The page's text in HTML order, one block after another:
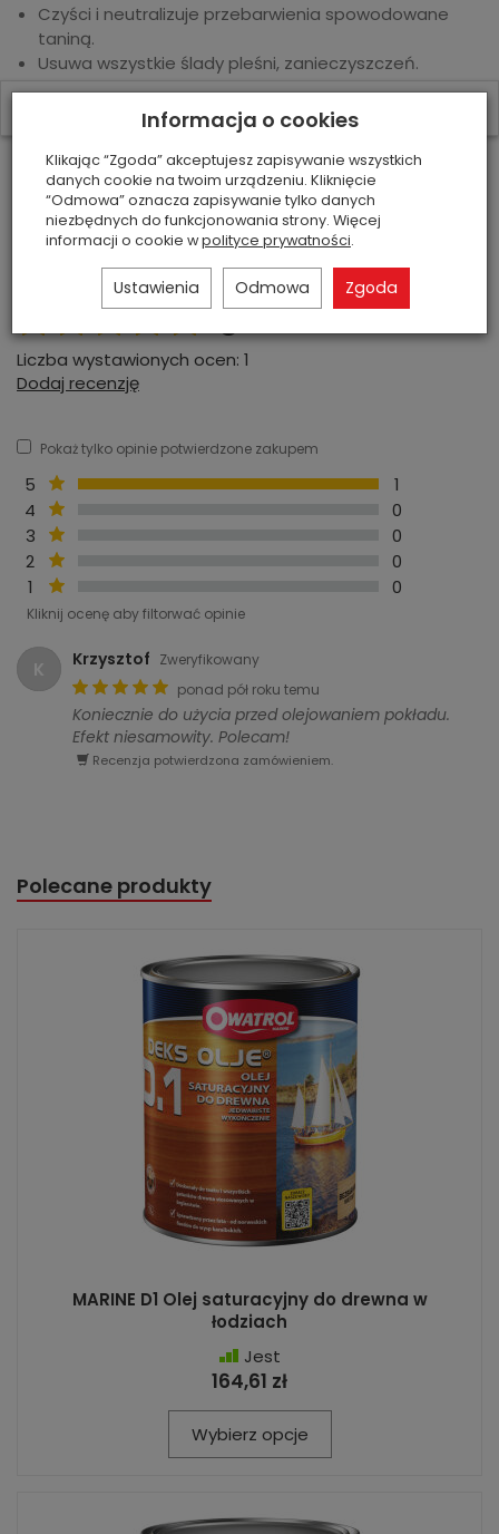
Czyści i neutralizuje przebarwienia spowodowane
taniną.
Usuwa wszystkie ślady pleśni, zanieczyszczeń.
Usuwa plamy rdzy.
Czyści laminaty, kamień, przebarwienia i plamy na
Informacje o bezpieczeństwie produktu
Informacje o producencie
Recenzje
5
Liczba wystawionych ocen: 1
Dodaj recenzję
Pokaż tylko opinie potwierdzone zakupem
5
1
4
0
3
0
2
0
1
0
Kliknij ocenę aby filtorwać opinie
K Krzysztof Zweryfikowany
ponad pół roku temu
Koniecznie do użycia przed olejowaniem pokładu.
Efekt niesamowity. Polecam!
Recenzja potwierdzona zamówieniem.
Polecane produkty
MARINE D1 Olej saturacyjny do drewna w
łodziach
Jest
164,61 zł
Wybierz opcje
W ostatnich 7 dniach produktem interesuje się
Informacja o cookies
Klikając “Zgoda” akceptujesz zapisywanie wszystkich
danych cookie na twoim urządzeniu. Kliknięcie
“Odmowa” oznacza zapisywanie tylko danych
niezbędnych do funkcjonowania strony. Więcej
informacji o cookie wpolityce prywatności.
Ustawienia Odmowa Zgoda